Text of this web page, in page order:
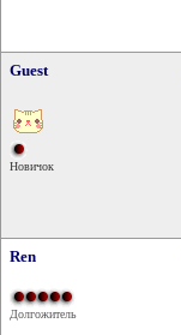
Guest
Новичок
Ren
Долгожитель